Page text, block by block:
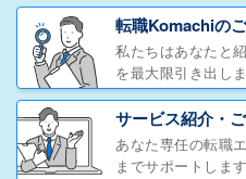
転職Komachiの
私たちはあなたと
を最大限引き出し
サービス紹介・
あなた専任の転職
までサポートします